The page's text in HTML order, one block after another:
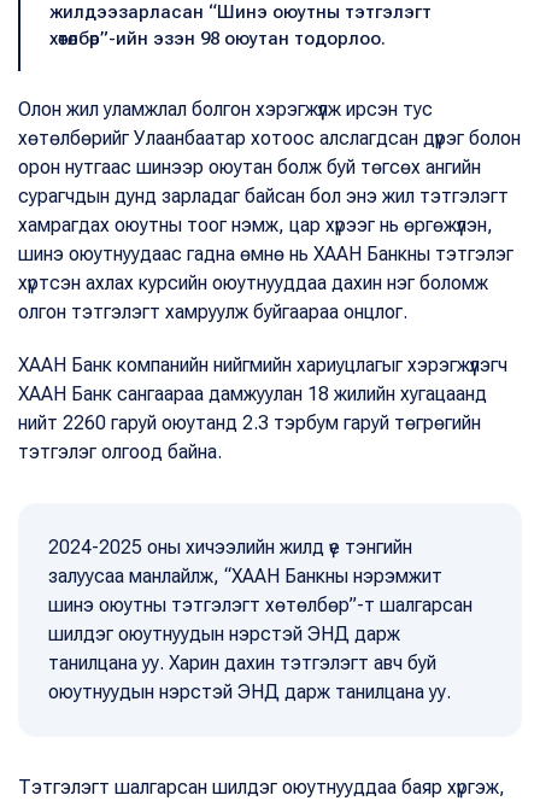
жилдээзарласан “Шинэ оюутны тэтгэлэгт
хөтөлбөр”-ийн эзэн 98 оюутан тодорлоо.
Олон жил уламжлал болгон хэрэгжүүлж ирсэн тус
хөтөлбөрийг Улаанбаатар хотоос алслагдсан дүүрэг болон
орон нутгаас шинээр оюутан болж буй төгсөх ангийн
сурагчдын дунд зарладаг байсан бол энэ жил тэтгэлэгт
хамрагдах оюутны тоог нэмж, цар хүрээг нь өргөжүүлэн,
шинэ оюутнуудаас гадна өмнө нь ХААН Банкны тэтгэлэг
хүртсэн ахлах курсийн оюутнууддаа дахин нэг боломж
олгон тэтгэлэгт хамруулж буйгаараа онцлог.
ХААН Банк компанийн нийгмийн хариуцлагыг хэрэгжүүлэгч
ХААН Банк сангаараа дамжуулан 18 жилийн хугацаанд
нийт 2260 гаруй оюутанд 2.3 тэрбум гаруй төгрөгийн
тэтгэлэг олгоод байна.
2024-2025 оны хичээлийн жилд үе тэнгийн
залуусаа манлайлж, “ХААН Банкны нэрэмжит
шинэ оюутны тэтгэлэгт хөтөлбөр”-т шалгарсан
шилдэг оюутнуудын нэрстэй ЭНД дарж
танилцана уу. Харин дахин тэтгэлэгт авч буй
оюутнуудын нэрстэй ЭНД дарж танилцана уу.
Тэтгэлэгт шалгарсан шилдэг оюутнууддаа баяр хүргэж,